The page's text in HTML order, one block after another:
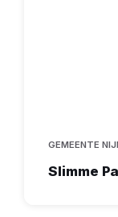
GEMEENTE
Slimme